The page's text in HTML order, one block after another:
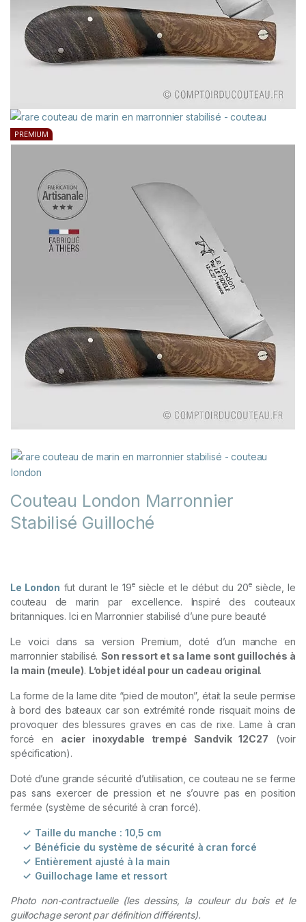
PREMIUM
Couteau London Marronnier
Stabilisé Guilloché
Le London fut durant le 19esiècle et le début du 20esiècle, le
couteau de marin par excellence. Inspiré des couteaux
britanniques. Ici en Marronnier stabilisé d’une pure beauté
Le voici dans sa version Premium, doté d’un manche en
marronnier stabilisé. Son ressort et sa lame sont guillochés à
la main (meule). L’objet idéal pour un cadeau original.
La forme de la lame dite “pied de mouton”, était la seule permise
à bord des bateaux car son extrémité ronde risquait moins de
provoquer des blessures graves en cas de rixe. Lame à cran
forcé en acier inoxydable trempé Sandvik 12C27 (voir
spécification).
Doté d’une grande sécurité d’utilisation, ce couteau ne se ferme
pas sans exercer de pression et ne s’ouvre pas en position
fermée (système de sécurité à cran forcé).
Taille du manche : 10,5 cm
Bénéficie du système de sécurité à cran forcé
Entièrement ajusté à la main
Guillochage lame et ressort
Photo non-contractuelle (les dessins, la couleur du bois et le
guillochage seront par définition différents).